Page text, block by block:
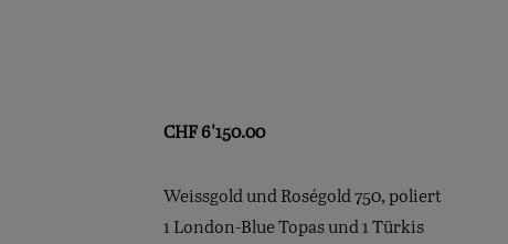
CHF 6'150.00
Weissgold und Roségold 750, poliert
1 London-Blue Topas und 1 Türkis